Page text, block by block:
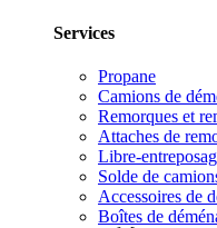
Services
Propane
Camions de
Remorques et
Attaches de
Libre-
Solde de
Accessoires de
Boîtes de